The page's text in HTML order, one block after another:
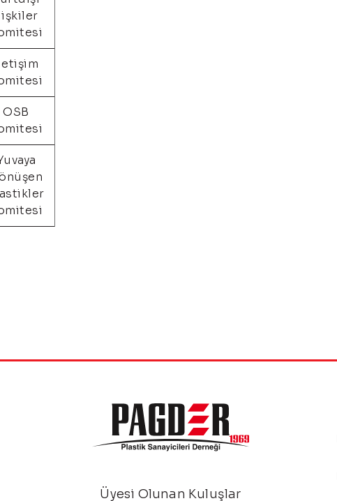
OSB
Üyesi Olunan Kuluşlar